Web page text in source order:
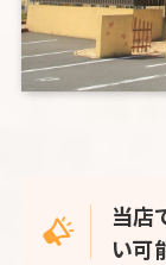
当店
い可